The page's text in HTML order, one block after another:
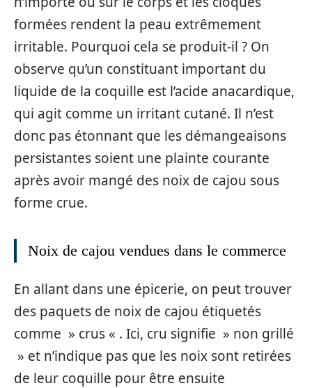
formées rendent la peau extrêmement
irritable. Pourquoi cela se produit-il ? On
observe qu’un constituant important du
liquide de la coquille est l’acide anacardique,
qui agit comme un irritant cutané. Il n’est
donc pas étonnant que les démangeaisons
persistantes soient une plainte courante
après avoir mangé des noix de cajou sous
forme crue.
Noix de cajou vendues dans le commerce
En allant dans une épicerie, on peut trouver
des paquets de noix de cajou étiquetés
comme » crus « . Ici, cru signifie » non grillé
» et n’indique pas que les noix sont retirées
de leur coquille pour être ensuite